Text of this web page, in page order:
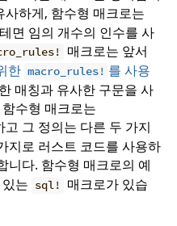
사하게, 함수형 매크로는
면 임의 개수의 인수를 사
매크로는 앞서
한 macro_rules! 를 사용
매칭과 유사한 구문을 사
수형 매크로는
그 정의는 다른 두 가지
지로 러스트 코드를 사용하
니다. 함수형 매크로의 예
는 sql!
매크로가 있습